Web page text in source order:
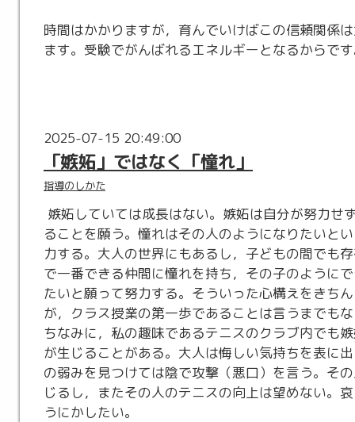
時間はかかりますが，育んでいけばこの信頼関係
ます。受験でがんばれるエネルギーとなるからで
2025-07-15 20:49:00
「嫉妬」ではなく「憧れ」
指導のしかた
嫉妬していては成長はない。嫉妬は自分が努力せ
ることを願う。憧れはその人のようになりたいと
力する。大人の世界にもあるし，子どもの間でも
で一番できる仲間に憧れを持ち，その子のように
たいと願って努力する。そういった心構えをきち
が，クラス授業の第一歩であることは言うまでも
ちなみに，私の趣味であるテニスのクラブ内でも
が生じることがある。大人は悔しい気持ちを表に
の弱みを見つけては陰で攻撃（悪口）を言う。そ
じるし，またその人のテニスの向上は望めない。
うにかしたい。